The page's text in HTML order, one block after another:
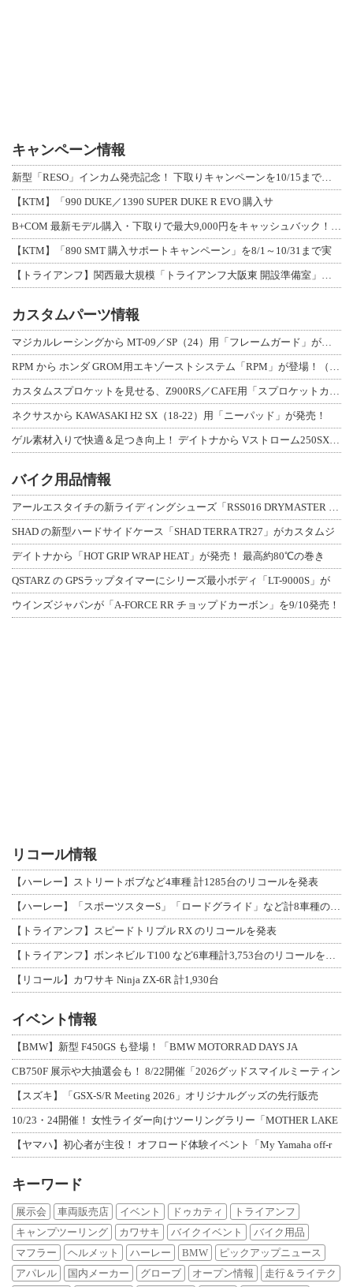
キャンペーン情報
【KTM】「990 DUKE／1390 SUPER DUKE R EVO 購入サ
【KTM】「890 SMT 購入サポートキャンペーン」を8/1～10/31まで実
カスタムパーツ情報
ネクサスから KAWASAKI H2 SX（18-22）用「ニーパッド」が発売！
バイク用品情報
SHAD の新型ハードサイドケース「SHAD TERRA TR27」がカスタムジ
デイトナから「HOT GRIP WRAP HEAT」が発売！ 最高約80℃の巻き
QSTARZ の GPSラップタイマーにシリーズ最小ボディ「LT-9000S」が
ウインズジャパンが「A-FORCE RR チョップドカーボン」を9/10発売！
リコール情報
【ハーレー】ストリートボブなど4車種 計1285台のリコールを発表
【トライアンフ】スピードトリプル RX のリコールを発表
【リコール】カワサキ Ninja ZX-6R 計1,930台
イベント情報
【BMW】新型 F450GS も登場！「BMW MOTORRAD DAYS JA
CB750F 展示や大抽選会も！ 8/22開催「2026グッドスマイルミーティン
【スズキ】「GSX-S/R Meeting 2026」オリジナルグッズの先行販売
10/23・24開催！ 女性ライダー向けツーリングラリー「MOTHER LAKE
【ヤマハ】初心者が主役！ オフロード体験イベント「My Yamaha off-r
キーワード
展示会 車両販売店 イベント ドゥカティ
トライアンフ
キャンプツーリング
カワサキ バイクイベント
バイク用品
マフラー
ヘルメット ハーレー BMW
ピックアップニュース
アパレル
国内メーカー グローブ オープン情報 走行＆ライテク